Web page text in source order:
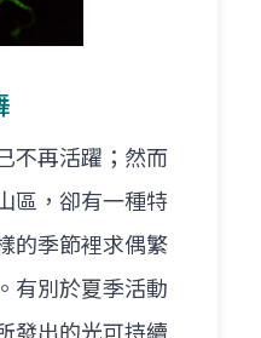
不再活躍；然而
區，卻有一種特
的季節裡求偶繁
有別於夏季活動
發出的光可持續